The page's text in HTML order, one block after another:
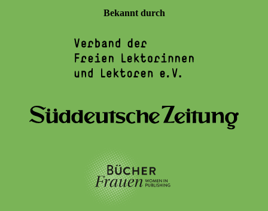
Bekannt durch